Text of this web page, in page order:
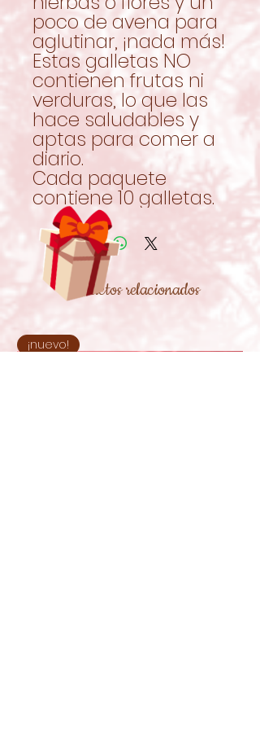
poco de avena para
aglutinar, ¡nada más!
Estas galletas NO
contienen frutas ni
verduras, lo que las
hace saludables y
aptas para comer a
diario.
Cada paquete
contiene 10 galletas.
Productos relacionados
¡nuevo!